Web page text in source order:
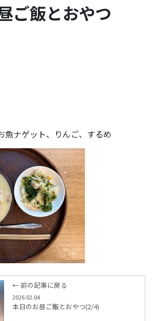
ご飯とおやつ
魚ナゲット、りんご、するめ
← 前の記事に戻る
2026.02.04
本日のお昼ご飯とおやつ(2/4)